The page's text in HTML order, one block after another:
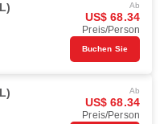
Ab
US$ 68.34
Preis/Person
Buchen Sie
Ab
US$ 68.34
Preis/Person